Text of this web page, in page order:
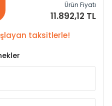
Ürün Fiyatı
11.892,12 TL
taksitlerle!